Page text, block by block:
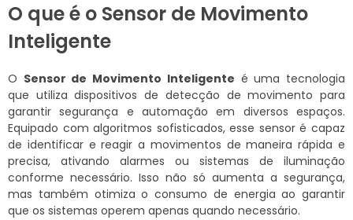
O que é o Sensor de Movimento
Inteligente
O Sensor de Movimento Inteligente é uma tecnologia
que utiliza dispositivos de detecção de movimento para
garantir segurança e automação em diversos espaços.
Equipado com algoritmos sofisticados, esse sensor é capaz
de identificar e reagir a movimentos de maneira rápida e
precisa, ativando alarmes ou sistemas de iluminação
conforme necessário. Isso não só aumenta a segurança,
mas também otimiza o consumo de energia ao garantir
que os sistemas operem apenas quando necessário.